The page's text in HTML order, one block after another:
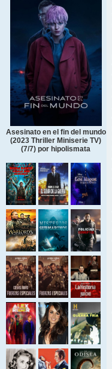
Asesinato en el fin del mundo
(2023 Thriller Miniserie TV)
(7/7) por hipolismata